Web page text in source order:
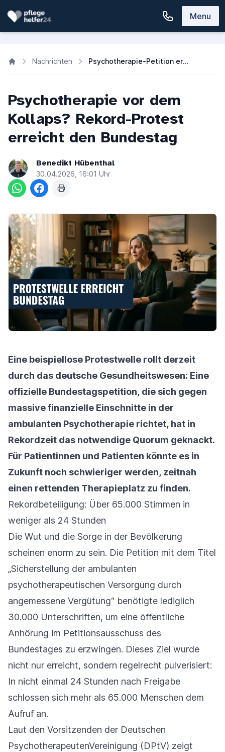
Menu
Nachrichten Psychotherapie-Petition erreicht Quorum in Rekordzeit | PflegeHelfer24
Psychotherapie vor dem
Kollaps? Rekord-Protest
erreicht den Bundestag
Benedikt Hübenthal
30.04.2026, 16:01 Uhr
Eine beispiellose Protestwelle rollt derzeit
durch das deutsche Gesundheitswesen: Eine
offizielle Bundestagspetition, die sich gegen
massive finanzielle Einschnitte in der
ambulanten Psychotherapie richtet, hat in
Rekordzeit das notwendige Quorum geknackt.
Für Patientinnen und Patienten könnte es in
Zukunft noch schwieriger werden, zeitnah
einen rettenden Therapieplatz zu finden.
Rekordbeteiligung: Über 65.000 Stimmen in
weniger als 24 Stunden
Die Wut und die Sorge in der Bevölkerung
scheinen enorm zu sein. Die Petition mit dem Titel
„Sicherstellung der ambulanten
psychotherapeutischen Versorgung durch
angemessene Vergütung“ benötigte lediglich
30.000 Unterschriften, um eine öffentliche
Anhörung im Petitionsausschuss des
Bundestages zu erzwingen. Dieses Ziel wurde
nicht nur erreicht, sondern regelrecht pulverisiert:
In nicht einmal 24 Stunden nach Freigabe
schlossen sich mehr als 65.000 Menschen dem
Aufruf an.
Laut den Vorsitzenden der Deutschen
PsychotherapeutenVereinigung (DPtV) zeigt